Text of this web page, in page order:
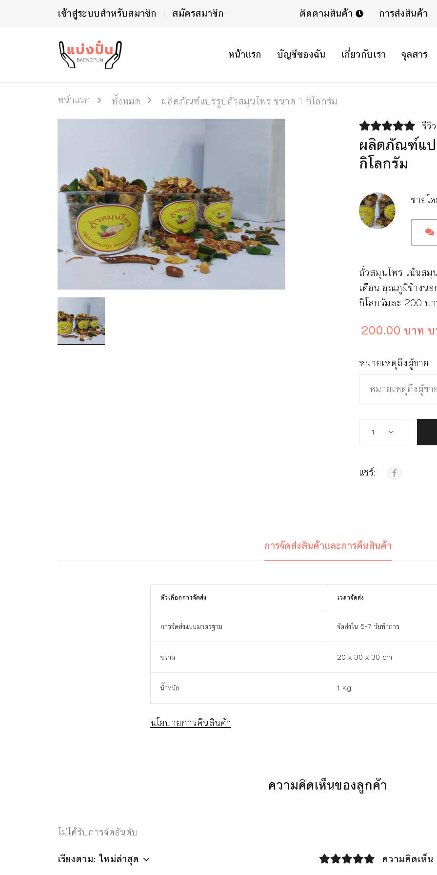
เข้าสู่ระบบสำหรับสมาชิก สมัครสมาชิก ติดตามสินค้า การส่งสินค้า
หน้าแรก บัญชีของฉัน เกี่ยวกับเรา จุลสาร
หน้าแรก ทั้งหมด
ผลิตภัณฑ์แปรรูปถั่วสมุนไพร ขนาด 1 กิโลกรัม
รีวิ
ผลิตภัณฑ์แป
กิโลกรัม
ขายโ
ถั่วสมุนไพร เน้นสมุ
เดือน อุณภูมิข้างนอ
กิโลกรัมละ 200 บ
200.00 บาท
หมายเหตุถึงผู้ขาย
แชร์:
การจัดส่งสินค้าและการคืนสินค้า
ตัวเลือกการจัดส่ง เวลาจัดส่ง
การจัดส่งแบบมาตรฐาน จัดส่งใน 5-7 วันทำการ
ขนาด 20 x 30 x 30 cm
น้ำหนัก 1 Kg
นโยบายการคืนสินค้า
ความคิดเห็นของลูกค้า
ไม่ได้รับการจัดอันดับ
เรียงตาม: ใหม่ล่าสุด
ความคิดเห็น